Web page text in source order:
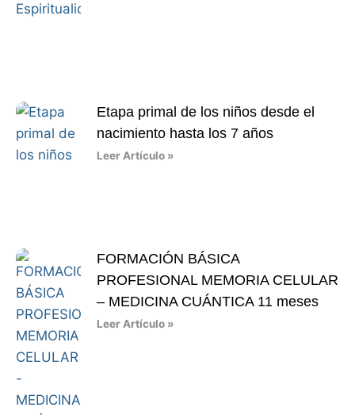
Etapa primal de los niños desde el
nacimiento hasta los 7 años
Leer Artículo »
FORMACIÓN BÁSICA
PROFESIONAL MEMORIA CELULAR
– MEDICINA CUÁNTICA 11 meses
Leer Artículo »